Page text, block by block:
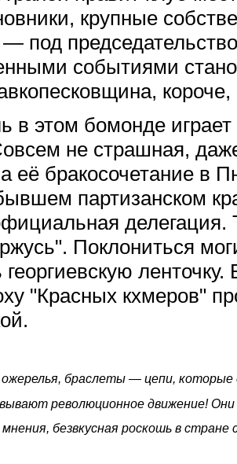
крупные
под
событиями
короче,
в этом бомонде
не страшная,
её бракосочетание в
партизанском
делегация.
Поклониться
георгиевскую
"Красных кхмеров"
браслеты — цепи, которые
революционное движение!
безвкусная роскошь в стране